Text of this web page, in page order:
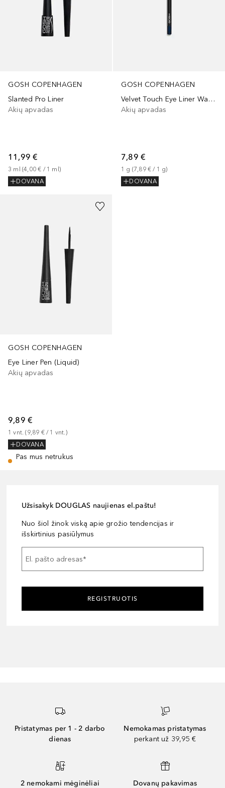
GOSH COPENHAGEN
Slanted Pro Liner
Akių apvadas
11,99 €
3 ml (4,00 € / 1 ml )
DOVANA
GOSH COPENHAGEN
Velvet Touch Eye Liner Waterproof
Akių apvadas
7,89 €
1 g (7,89 € / 1 g)
DOVANA
GOSH COPENHAGEN
Eye Liner Pen (Liquid)
Akių apvadas
9,89 €
1 vnt. (9,89 € / 1 vnt.)
DOVANA
Pas mus netrukus
Užsisakyk DOUGLAS naujienas el.paštu!
Nuo šiol žinok viską apie grožio tendencijas ir
išskirtinius pasiūlymus
El. pašto adresas*
REGISTRUOTIS
Pristatymas per 1 - 2 darbo
dienas
Nemokamas pristatymas
perkant už 39,95 €
2 nemokami mėginėliai Dovanų pakavimas